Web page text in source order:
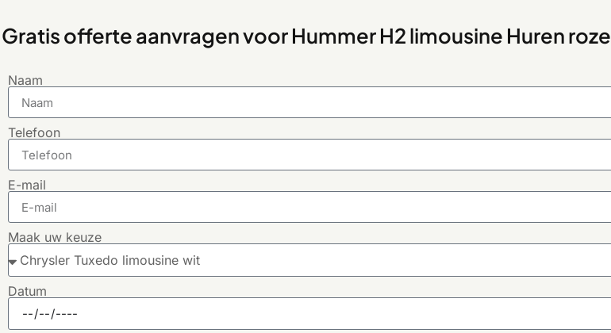
Gratis offerte aanvragen voor Hummer H2 limousine Huren roze
Naam
Telefoon
E-mail
Maak uw keuze
Datum